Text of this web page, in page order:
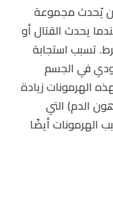
يُحدث مجموعة
يحدث القتال أو
تسبب استجابة
في الجسم
الهرمونات زيادة
الدم) التي
أيضًا